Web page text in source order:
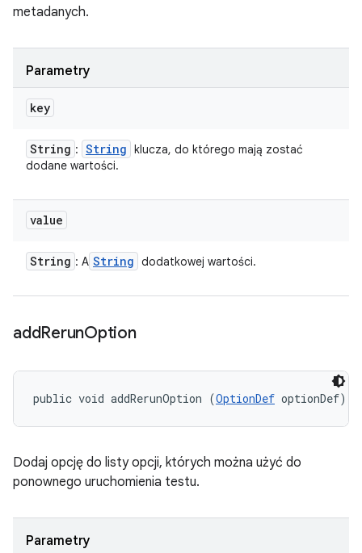
metadanych.
Parametry
key
String : String klucza, do którego mają zostać
dodane wartości.
value
String : A String dodatkowej wartości.
addRerunOption
public void addRerunOption (OptionDef optionDef)
Dodaj opcję do listy opcji, których można użyć do
ponownego uruchomienia testu.
Parametry